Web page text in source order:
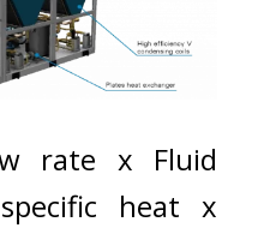
rate x Fluid
heat x